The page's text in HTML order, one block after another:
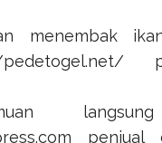
menembak
penjual